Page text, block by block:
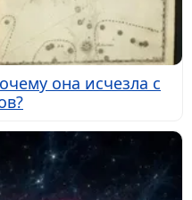
она исчезла с